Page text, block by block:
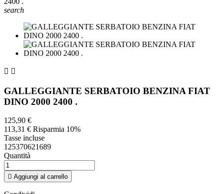
search
 
GALLEGGIANTE SERBATOIO BENZINA FIAT
DINO 2000 2400 .
125,90 €
113,31 € Risparmia 10%
Tasse incluse
125370621689
Quantità
 Aggiungi al carrello